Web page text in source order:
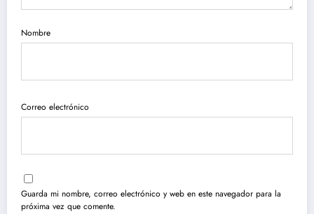
Nombre
Correo electrónico
Guarda mi nombre, correo electrónico y web en este navegador para la
próxima vez que comente.